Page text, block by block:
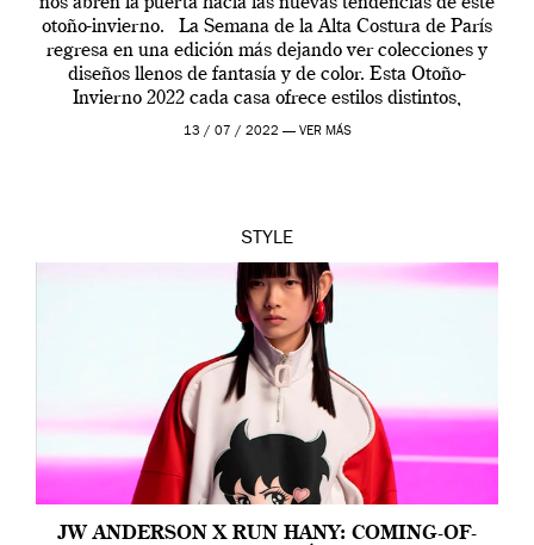
otoño-invierno. La Semana de la Alta Costura de París
regresa en una edición más dejando ver colecciones y
diseños llenos de fantasía y de color. Esta Otoño-
Invierno 2022 cada casa ofrece estilos distintos,
definiendo a la […]
13 / 07 / 2022 — VER MÁS
STYLE
JW ANDERSON X RUN HANY: COMING-OF-